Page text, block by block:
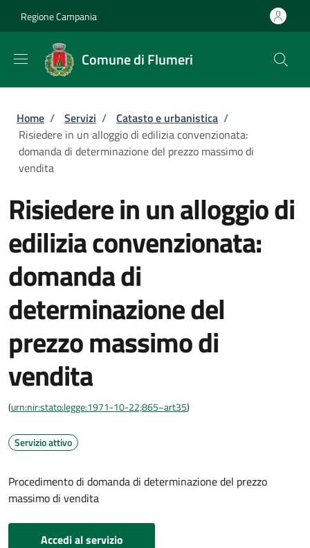
Regione Campania
Comune di Flumeri
Briciole di pane
Home / Servizi / Catasto e urbanistica /
Risiedere in un alloggio di edilizia convenzionata:
domanda di determinazione del prezzo massimo di
vendita
Risiedere in un alloggio di
edilizia convenzionata:
domanda di
determinazione del
prezzo massimo di
vendita
(urn:nir:stato:legge:1971-10-22;865~art35)
Servizio attivo
Procedimento di domanda di determinazione del prezzo
massimo di vendita
Accedi al servizio